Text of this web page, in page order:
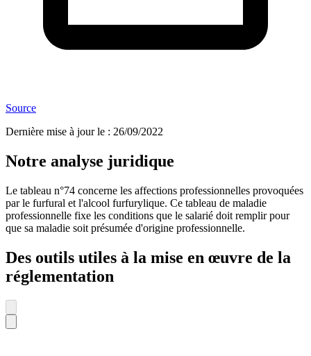
Source
Dernière mise à jour le : 26/09/2022
Notre analyse juridique
Le tableau n°74 concerne les affections professionnelles provoquées
par le furfural et l'alcool furfurylique. Ce tableau de maladie
professionnelle fixe les conditions que le salarié doit remplir pour
que sa maladie soit présumée d'origine professionnelle.
Des outils utiles à la mise en œuvre de la
réglementation